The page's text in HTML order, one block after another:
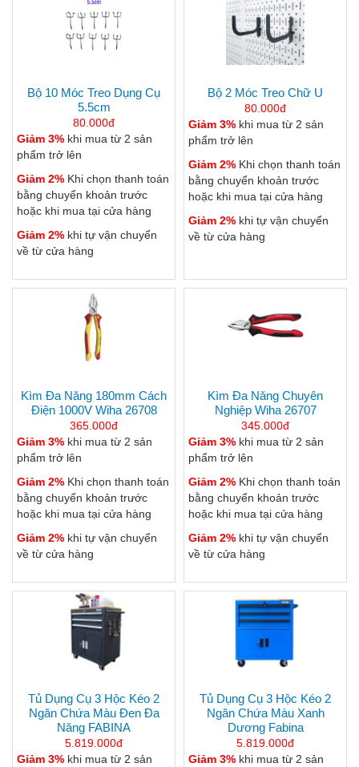
Bộ 10 Móc Treo Dụng Cụ
5.5cm
80.000đ
Giảm 3% khi mua từ 2 sản
phẩm trở lên
Giảm 2% Khi chọn thanh toán
bằng chuyển khoản trước
hoặc khi mua tại cửa hàng
Giảm 2% khi tự vận chuyển
về từ cửa hàng
Bộ 2 Móc Treo Chữ U
80.000đ
Giảm 3% khi mua từ 2 sản
phẩm trở lên
Giảm 2% Khi chọn thanh toán
bằng chuyển khoản trước
hoặc khi mua tại cửa hàng
Giảm 2% khi tự vận chuyển
về từ cửa hàng
Kìm Đa Năng 180mm Cách
Điện 1000V Wiha 26708
365.000đ
Giảm 3% khi mua từ 2 sản
phẩm trở lên
Giảm 2% Khi chọn thanh toán
bằng chuyển khoản trước
hoặc khi mua tại cửa hàng
Giảm 2% khi tự vận chuyển
về từ cửa hàng
Kìm Đa Năng Chuyên
Nghiệp Wiha 26707
345.000đ
Giảm 3% khi mua từ 2 sản
phẩm trở lên
Giảm 2% Khi chọn thanh toán
bằng chuyển khoản trước
hoặc khi mua tại cửa hàng
Giảm 2% khi tự vận chuyển
về từ cửa hàng
Tủ Dụng Cụ 3 Hộc Kéo 2
Ngăn Chứa Màu Đen Đa
Năng FABINA
5.819.000đ
Giảm 3% khi mua từ 2 sản
Tủ Dụng Cụ 3 Hộc Kéo 2
Ngăn Chứa Màu Xanh
Dương Fabina
5.819.000đ
Giảm 3% khi mua từ 2 sản